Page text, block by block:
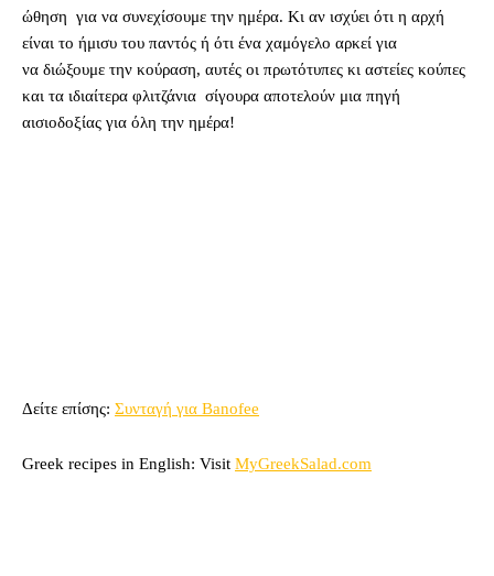
ώθηση για να συνεχίσουμε την ημέρα. Κι αν ισχύει ότι η αρχή
είναι το ήμισυ του παντός ή ότι ένα χαμόγελο αρκεί για
να διώξουμε την κούραση, αυτές οι πρωτότυπες κι αστείες κούπες
και τα ιδιαίτερα φλιτζάνια σίγουρα αποτελούν μια πηγή
αισιοδοξίας για όλη την ημέρα!
Δείτε επίσης: Συνταγή για Banofee
Greek recipes in English: Visit MyGreekSalad.com